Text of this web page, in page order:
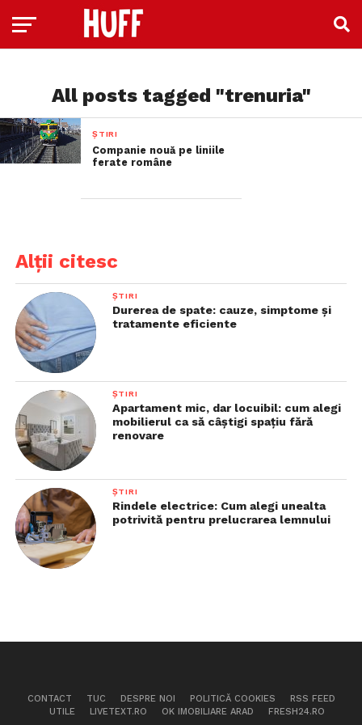
All posts tagged "trenuria"
ȘTIRI
Companie nouă pe liniile
ferate române
Alții citesc
ȘTIRI
Durerea de spate: cauze, simptome și
tratamente eficiente
ȘTIRI
Apartament mic, dar locuibil: cum alegi
mobilierul ca să câștigi spațiu fără
renovare
ȘTIRI
Rindele electrice: Cum alegi unealta
potrivită pentru prelucrarea lemnului
CONTACT TUC DESPRE NOI POLITICĂ COOKIES
RSS FEED
UTILE
LIVETEXT.RO OK IMOBILIARE ARAD FRESH24.RO